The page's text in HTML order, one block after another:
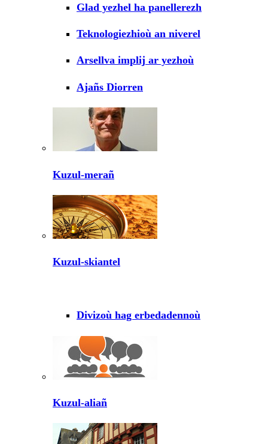
Glad yezhel ha panellerezh
Teknologiezhioù an niverel
Arsellva implij ar yezhoù
Ajañs Diorren
Kuzul-merañ
Kuzul-skiantel
Divizoù hag erbedadennoù
Kuzul-aliañ